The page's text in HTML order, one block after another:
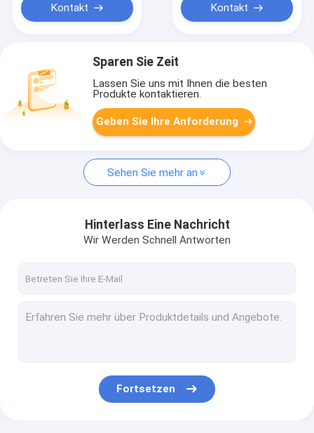
Kontakt Kontakt
Sparen Sie Zeit
Lassen Sie uns mit Ihnen die besten
Produkte kontaktieren.
Geben Sie Ihre Anforderung
Sehen Sie mehr an
Hinterlass Eine Nachricht
Wir Werden Schnell Antworten
Fortsetzen